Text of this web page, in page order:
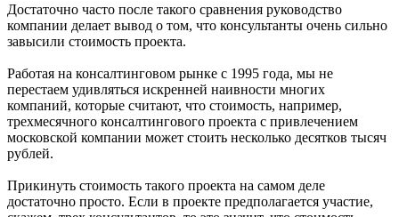
Достаточно часто после такого сравнения руководство
компании делает вывод о том, что консультанты очень сильно
завысили стоимость проекта.
Работая на консалтинговом рынке с 1995 года, мы не
перестаем удивляться искренней наивности многих
компаний, которые считают, что стоимость, например,
трехмесячного консалтингового проекта с привлечением
московской компании может стоить несколько десятков тысяч
рублей.
Прикинуть стоимость такого проекта на самом деле
достаточно просто. Если в проекте предполагается участие,